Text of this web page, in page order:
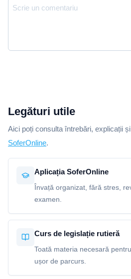
Legături utile
Aici poți consulta întrebări, explicații
SoferOnline.
Aplicația SoferOnline
Învață organizat, fără stres,
examen.
Curs de legislație rutieră
Toată materia necesară
ușor de parcurs.